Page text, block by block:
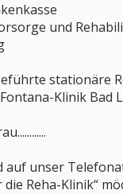
und
stationäre
Klinik Bad
auf unser
Reha-Klinik“